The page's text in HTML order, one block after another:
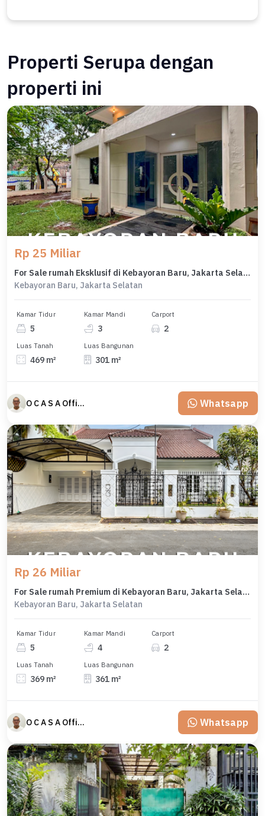
Properti Serupa dengan
properti ini
Rp 25 Miliar
For Sale rumah Eksklusif di Kebayoran Baru, Jakarta Selatan - LT 469m²
Kebayoran Baru, Jakarta Selatan
Kamar Tidur
5
Kamar Mandi
3
Carport
2
Luas Tanah
469 m²
Luas Bangunan
301 m²
O C A S A Official property perfected Whatsapp
Rp 26 Miliar
For Sale rumah Premium di Kebayoran Baru, Jakarta Selatan - LT 369m²
Kebayoran Baru, Jakarta Selatan
Kamar Tidur
5
Kamar Mandi
4
Carport
2
Luas Tanah
369 m²
Luas Bangunan
361 m²
O C A S A Official property perfected Whatsapp